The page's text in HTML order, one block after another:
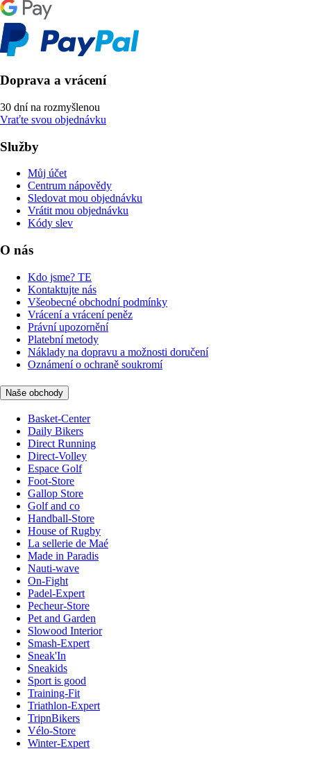
Doprava a vrácení
30 dní na rozmyšlenou
Vraťte svou objednávku
Služby
Můj účet
Centrum nápovědy
Sledovat mou objednávku
Vrátit mou objednávku
Kódy slev
O nás
Kdo jsme? TE
Kontaktujte nás
Všeobecné obchodní podmínky
Vrácení a vrácení peněz
Právní upozornění
Platební metody
Náklady na dopravu a možnosti doručení
Oznámení o ochraně soukromí
Naše obchody
Basket-Center
Daily Bikers
Direct Running
Direct-Volley
Espace Golf
Foot-Store
Gallop Store
Golf and co
Handball-Store
House of Rugby
La sellerie de Maé
Made in Paradis
Nauti-wave
On-Fight
Padel-Expert
Pecheur-Store
Pet and Garden
Slowood Interior
Smash-Expert
Sneak'In
Sneakids
Sport is good
Training-Fit
Triathlon-Expert
TripnBikers
Vélo-Store
Winter-Expert